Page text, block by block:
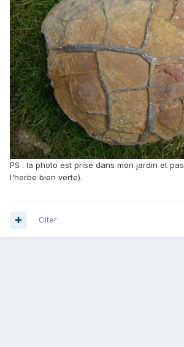
PS : la photo est prise dans mon jardin et
l'herbe bien verte).
Citer